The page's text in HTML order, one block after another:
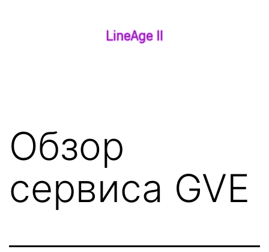
Обзор
сервиса GVE